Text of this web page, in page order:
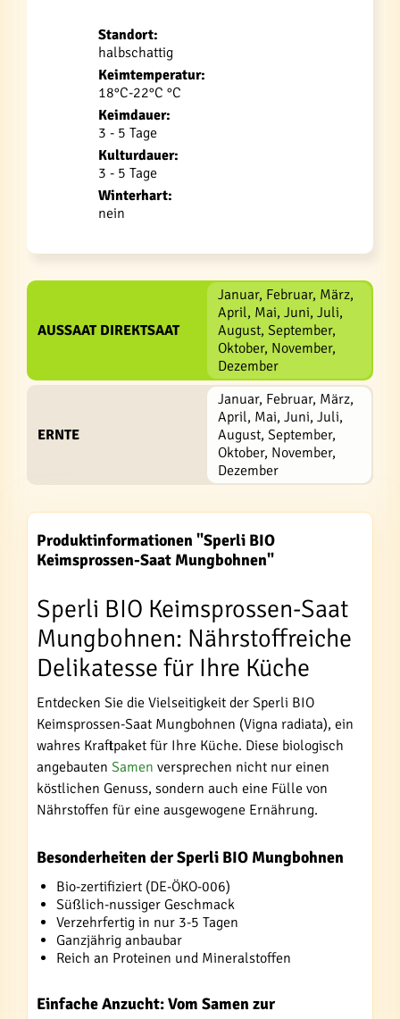
Standort:
halbschattig
Keimtemperatur:
18°C-22°C °C
Keimdauer:
3 - 5 Tage
Kulturdauer:
3 - 5 Tage
Winterhart:
nein
AUSSAAT DIREKTSAAT
Januar, Februar, März,
April, Mai, Juni, Juli,
August, September,
Oktober, November,
Dezember
ERNTE
Januar, Februar, März,
April, Mai, Juni, Juli,
August, September,
Oktober, November,
Dezember
Produktinformationen "Sperli BIO
Keimsprossen-Saat Mungbohnen"
Sperli BIO Keimsprossen-Saat
Mungbohnen: Nährstoffreiche
Delikatesse für Ihre Küche
Entdecken Sie die Vielseitigkeit der Sperli BIO
Keimsprossen-Saat Mungbohnen (Vigna radiata), ein
wahres Kraftpaket für Ihre Küche. Diese biologisch
angebauten Samen versprechen nicht nur einen
köstlichen Genuss, sondern auch eine Fülle von
Nährstoffen für eine ausgewogene Ernährung.
Besonderheiten der Sperli BIO Mungbohnen
Bio-zertifiziert (DE-ÖKO-006)
Süßlich-nussiger Geschmack
Verzehrfertig in nur 3-5 Tagen
Ganzjährig anbaubar
Reich an Proteinen und Mineralstoffen
Einfache Anzucht: Vom Samen zur